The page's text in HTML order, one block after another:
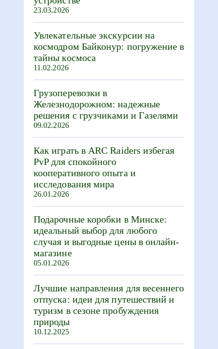
23.03.2026
Увлекательные экскурсии на
космодром Байконур: погружение в
тайны космоса
11.02.2026
Грузоперевозки в
Железнодорожном: надежные
решения с грузчиками и Газелями
09.02.2026
Как играть в ARC Raiders избегая
PvP для спокойного
кооперативного опыта и
исследования мира
26.01.2026
Подарочные коробки в Минске:
идеальный выбор для любого
случая и выгодные цены в онлайн-
магазине
05.01.2026
Лучшие направления для весеннего
отпуска: идеи для путешествий и
туризм в сезоне пробуждения
природы
10.12.2025